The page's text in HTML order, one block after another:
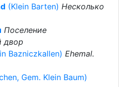
(Klein Barten) Несколько
Поселение
двор
Bazniczkallen) Ehemal.
Gem. Klein Baum)